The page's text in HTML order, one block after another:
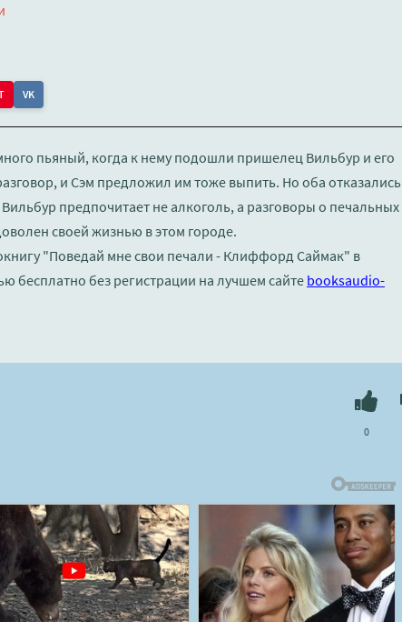
VK
пьяный, когда к нему подошли пришелец Вильбур и его
и Сэм предложил им тоже выпить. Но оба отказались
предпочитает не алкоголь, а разговоры о печальных
своей жизнью в этом городе.
"Поведай мне свои печали - Клиффорд Саймак" в
бесплатно без регистрации на лучшем сайте booksaudio-
0